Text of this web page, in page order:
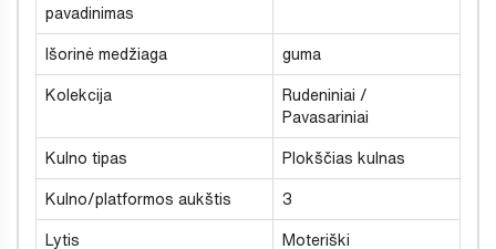
pavadinimas
Išorinė medžiaga guma
Kolekcija
Rudeniniai /
Pavasariniai
Kulno tipas Plokščias kulnas
Kulno/platformos aukštis 3
Lytis Moteriški